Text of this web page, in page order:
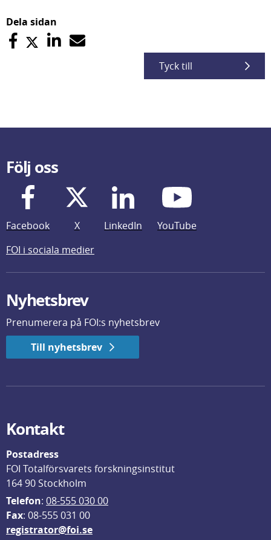
Dela sidan
Tyck till
Följ oss
Facebook X LinkedIn
YouTube
FOI i sociala medier
Nyhetsbrev
Prenumerera på FOI:s nyhetsbrev
Till nyhetsbrev
Kontakt
Postadress
FOI Totalförsvarets forskningsinstitut
164 90 Stockholm
Telefon: 08-555 030 00
Fax: 08-555 031 00
registrator@foi.se